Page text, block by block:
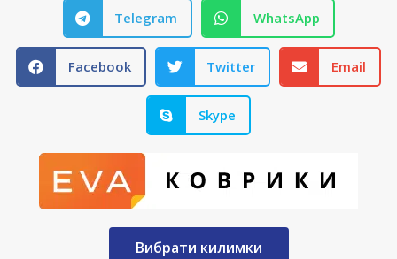
Telegram WhatsApp
Facebook Twitter Email
Skype
Вибрати килимки